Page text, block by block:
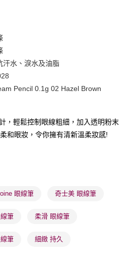
工作天送達
或以上免運費
訂單將隨機分配至SF順豐速運或京東
安排重寄
汗水、淚水及油脂
Pencil 0.1g 02 Hazel Brown
，輕鬆控制眼線粗細，加入透明粉末
和眼妝，令你擁有清新溫柔妝感!
眼線筆 奇士美 眼線筆
筆 柔滑 眼線筆
筆 細緻 持久